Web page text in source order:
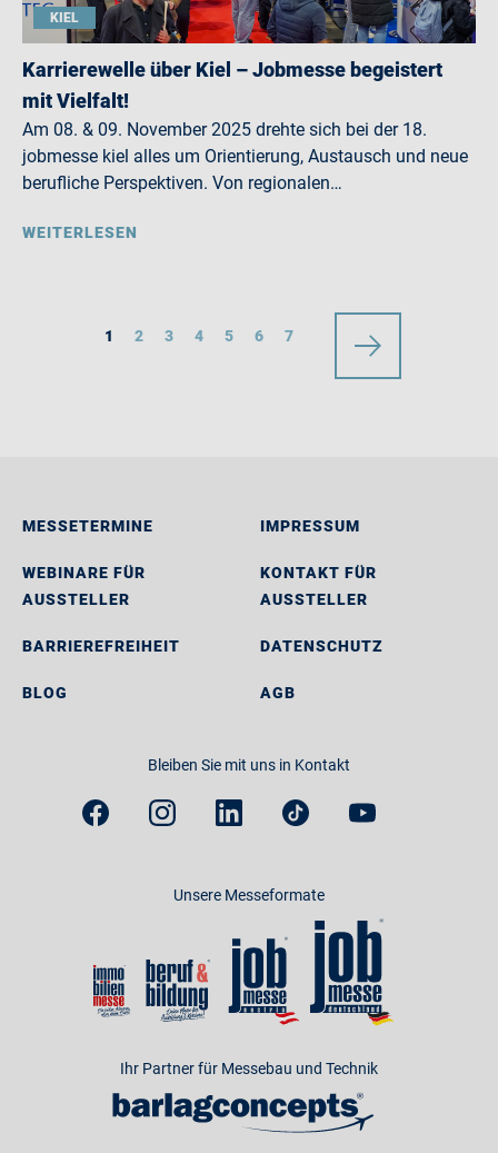
KIEL
Karrierewelle über Kiel – Jobmesse begeistert
mit Vielfalt!
Am 08. & 09. November 2025 drehte sich bei der 18.
jobmesse kiel alles um Orientierung, Austausch und neue
berufliche Perspektiven. Von regionalen…
WEITERLESEN
1 2 3 4 5 6 7
MESSETERMINE
WEBINARE FÜR
AUSSTELLER
BARRIEREFREIHEIT
BLOG
IMPRESSUM
KONTAKT FÜR
AUSSTELLER
DATENSCHUTZ
AGB
Bleiben Sie mit uns in Kontakt
Unsere Messeformate
Ihr Partner für Messebau und Technik